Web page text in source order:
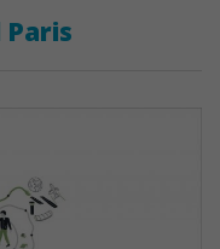
Paris